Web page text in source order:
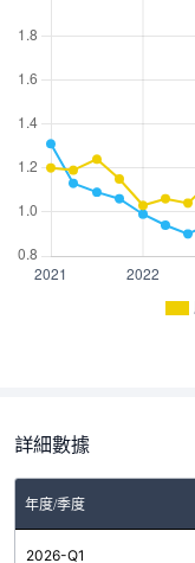
詳細數據
年度/季度
2026-Q1